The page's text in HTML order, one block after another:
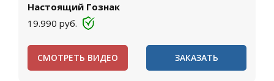
Настоящий Гознак
19.990 руб.
СМОТРЕТЬ ВИДЕО ЗАКАЗАТЬ